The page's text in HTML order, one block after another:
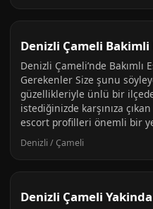
Denizli Çameli Bakimli
Denizli Çameli’nde Bakımlı
Gerekenler Size şunu
güzellikleriyle ünlü bir
istediğinizde karşınıza
escort profilleri önemli bir
Denizli / Çameli
Denizli Çameli